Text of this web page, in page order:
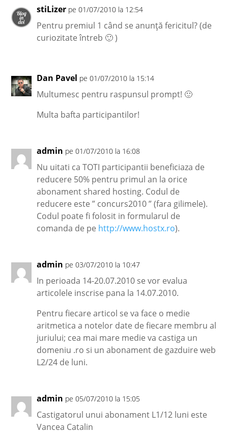
stiLizer pe 01/07/2010 la 12:54
Pentru premiul 1 când se anunţă fericitul? (de
curiozitate întreb 🙂 )
Dan Pavel pe 01/07/2010 la 15:14
Multumesc pentru raspunsul prompt! 🙂
Multa bafta participantilor!
admin pe 01/07/2010 la 16:08
Nu uitati ca TOTI participantii beneficiaza de
reducere 50% pentru primul an la orice
abonament shared hosting. Codul de
reducere este ” concurs2010 ” (fara gilimele).
Codul poate fi folosit in formularul de
comanda de pe http://www.hostx.ro).
admin pe 03/07/2010 la 10:47
In perioada 14-20.07.2010 se vor evalua
articolele inscrise pana la 14.07.2010.
Pentru fiecare articol se va face o medie
aritmetica a notelor date de fiecare membru al
juriului; cea mai mare medie va castiga un
domeniu .ro si un abonament de gazduire web
L2/24 de luni.
admin pe 05/07/2010 la 15:05
Castigatorul unui abonament L1/12 luni este
Vancea Catalin